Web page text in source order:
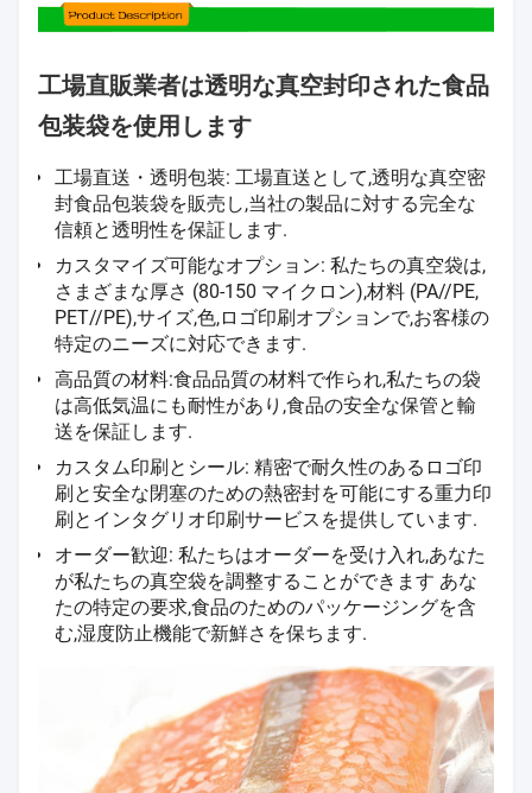
工場直販業者は透明な真空封印された食品
包装袋を使用します
工場直送・透明包装: 工場直送として,透明な真空密
封食品包装袋を販売し,当社の製品に対する完全な
信頼と透明性を保証します.
カスタマイズ可能なオプション: 私たちの真空袋は,
さまざまな厚さ (80-150 マイクロン),材料 (PA//PE,
PET//PE),サイズ,色,ロゴ印刷オプションで,お客様の
特定のニーズに対応できます.
高品質の材料:食品品質の材料で作られ,私たちの袋
は高低気温にも耐性があり,食品の安全な保管と輸
送を保証します.
カスタム印刷とシール: 精密で耐久性のあるロゴ印
刷と安全な閉塞のための熱密封を可能にする重力印
刷とインタグリオ印刷サービスを提供しています.
オーダー歓迎: 私たちはオーダーを受け入れ,あなた
が私たちの真空袋を調整することができます あな
たの特定の要求,食品のためのパッケージングを含
む,湿度防止機能で新鮮さを保ちます.